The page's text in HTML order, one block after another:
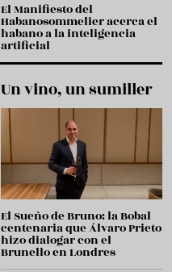
El Manifiesto del
Habanosommelier acerca el
habano a la inteligencia
artificial
Un vino, un sumiller
El Sueño de Bruno: la Bobal
centenaria que Álvaro Prieto
hizo dialogar con el
Brunello en Londres